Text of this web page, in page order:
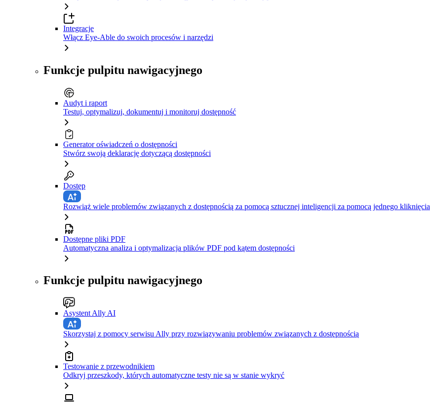
Integracje
Włącz Eye-Able do swoich procesów i narzędzi
Funkcje pulpitu nawigacyjnego
Audyt i raport
Testuj, optymalizuj, dokumentuj i monitoruj dostępność
Generator oświadczeń o dostępności
Stwórz swoją deklarację dotyczącą dostępności
Dostęp
Rozwiąż wiele problemów związanych z dostępnością za pomocą sztucznej inteligencji za pomocą jednego kliknięcia
Dostępne pliki PDF
Automatyczna analiza i optymalizacja plików PDF pod kątem dostępności
Funkcje pulpitu nawigacyjnego
Asystent Ally AI
Skorzystaj z pomocy serwisu Ally przy rozwiązywaniu problemów związanych z dostępnością
Testowanie z przewodnikiem
Odkryj przeszkody, których automatyczne testy nie są w stanie wykryć